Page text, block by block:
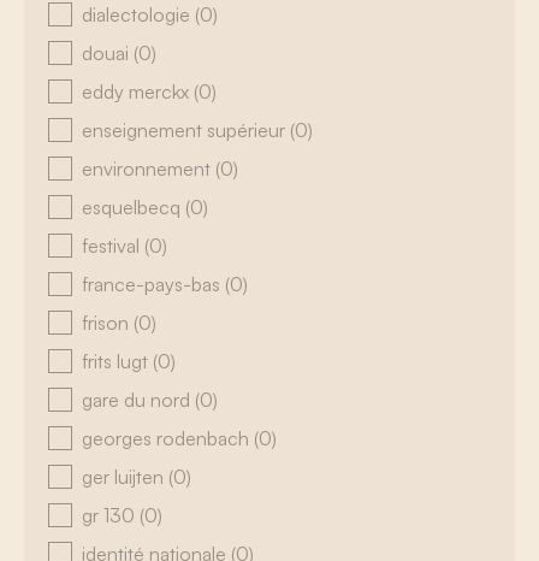
dialectologie (0)
douai (0)
eddy merckx (0)
enseignement supérieur (0)
environnement (0)
esquelbecq (0)
festival (0)
france-pays-bas (0)
frison (0)
frits lugt (0)
gare du nord (0)
georges rodenbach (0)
ger luijten (0)
gr 130 (0)
identité nationale (0)